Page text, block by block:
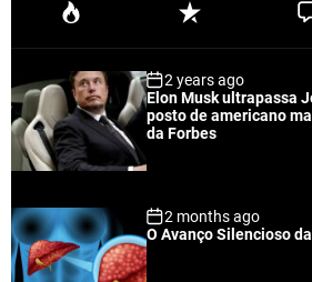
P
u
a
r
R
e
n
t
C
e
2 years ago
Elon Musk ultrapassa
posto de americano
da Forbes
2 months ago
O Avanço Silencioso